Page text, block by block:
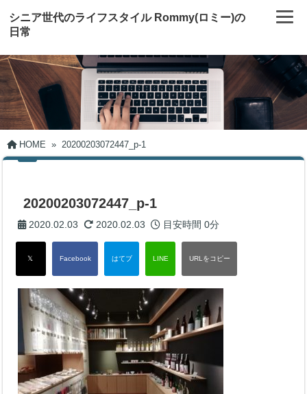
シニア世代のライフスタイル Rommy(ロミー)の
日常
HOME » 20200203072447_p-1
20200203072447_p-1
2020.02.03 2020.02.03 目安時間0分